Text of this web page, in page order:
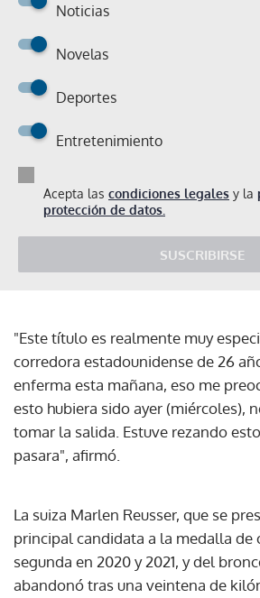
Noticias
Novelas
Deportes
Entretenimiento
Acepta las condiciones legales y la
protección de datos.
SUSCRIBIRSE
"Este título es realmente muy
corredora estadounidense de 26
enferma esta mañana, eso me
esto hubiera sido ayer (miércoles),
tomar la salida. Estuve rezando
pasara", afirmó.
La suiza Marlen Reusser, que se
principal candidata a la medalla de
segunda en 2020 y 2021, y del
abandonó tras una veintena de